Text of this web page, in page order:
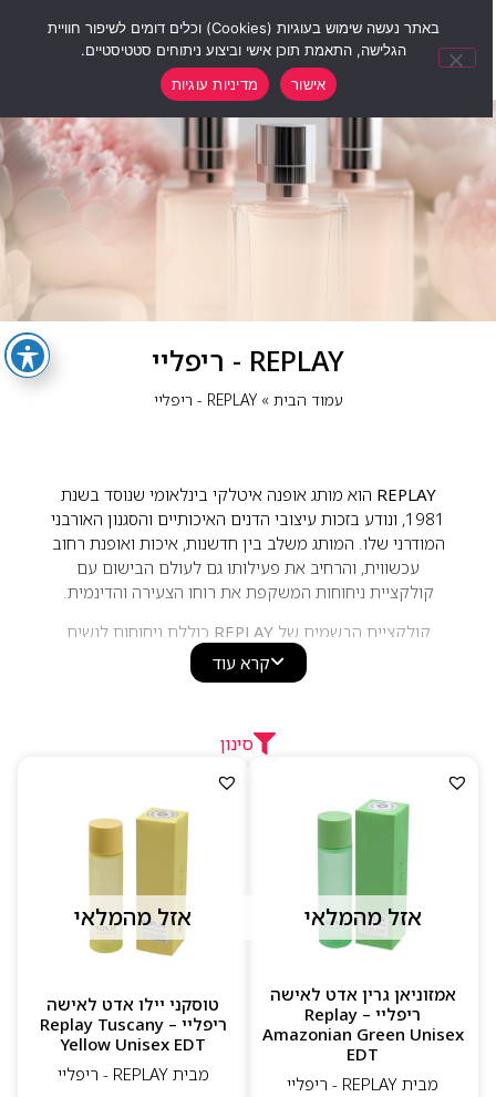
REPLAY - ריפליי
עמוד הבית» REPLAY - ריפליי
REPLAYהוא מותג אופנה איטלקי בינלאומי שנוסד בשנת
1981, ונודע בזכות עיצובי הדנים האיכותיים והסגנון האורבני
המודרני שלו. המותג משלב בין חדשנות, איכות ואופנת רחוב
עכשווית, והרחיב את פעילותו גם לעולם הבישום עם
קולקציית ניחוחות המשקפת את רוחו הצעירה והדינמית.
קולקציית הבשמים של REPLAYכוללת ניחוחות לנשים
ולגברים המשלבים תווים פירותיים, פרחוניים, ארומטיים,
עציים ומושקיים. הבשמים מתאפיינים בסגנון צעיר, רענן
חוויית בישום עדכנית המשקפת את אורח החיים האורבני
והאנרגטי של המותג.
קרא עוד
סינון
אזל מהמלאי
אמזוניאן גרין אדט לאישה
ריפליי – Replay
Amazonian Green Unisex
EDT
מבית REPLAY - ריפליי
אזל מהמלאי
טוסקני יילו אדט לאישה
ריפליי – Replay Tuscany
Yellow Unisex EDT
מבית REPLAY - ריפליי
באתר נעשה שימוש בעוגיות (Cookies) וכלים דומים לשיפור חוויית
הגלישה, התאמת תוכן אישי וביצוע ניתוחים סטטיסטיים.
אישור
מדיניות עוגיות